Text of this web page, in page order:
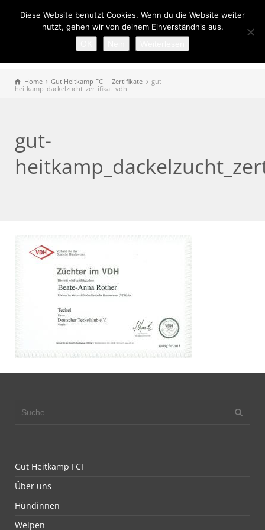
Home Gut Heitkamp FCI – Zertifikate
gut-
heitkamp_dackelzucht_zertifikat_vdh
gut-
Gut Heitkamp FCI
Über uns
Hündinnen
Welpen
Diese Website benutzt Cookies. Wenn du die Website weiter
nutzt, gehen wir von deinem Einverständnis aus.